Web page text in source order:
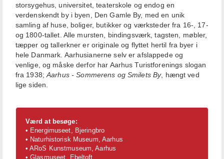
storsygehus, universitet, teaterskole og endog en
verdenskendt by i byen, Den Gamle By, med en unik
samling af huse, boliger, butikker og værksteder fra 16-, 17-
og 1800-tallet. Alle mursten, bindingsværk, tagsten, møbler,
tæpper og tallerkner er originale og flyttet hertil fra byer i
hele Danmark. Aarhusianerne selv er afslappede og
venlige, og måske derfor har Aarhus Turistforenings slogan
fra 1938;Aarhus - Sommerens og Smilets By, hængt ved
lige siden.
Værd at besøge:
• Energimuseet, Bjeringbro
• Naturhistorisk Museum, Aarhus
• ARoS Kunstmuseum, Aarhus
• Glasmuseet, Ebeltoft